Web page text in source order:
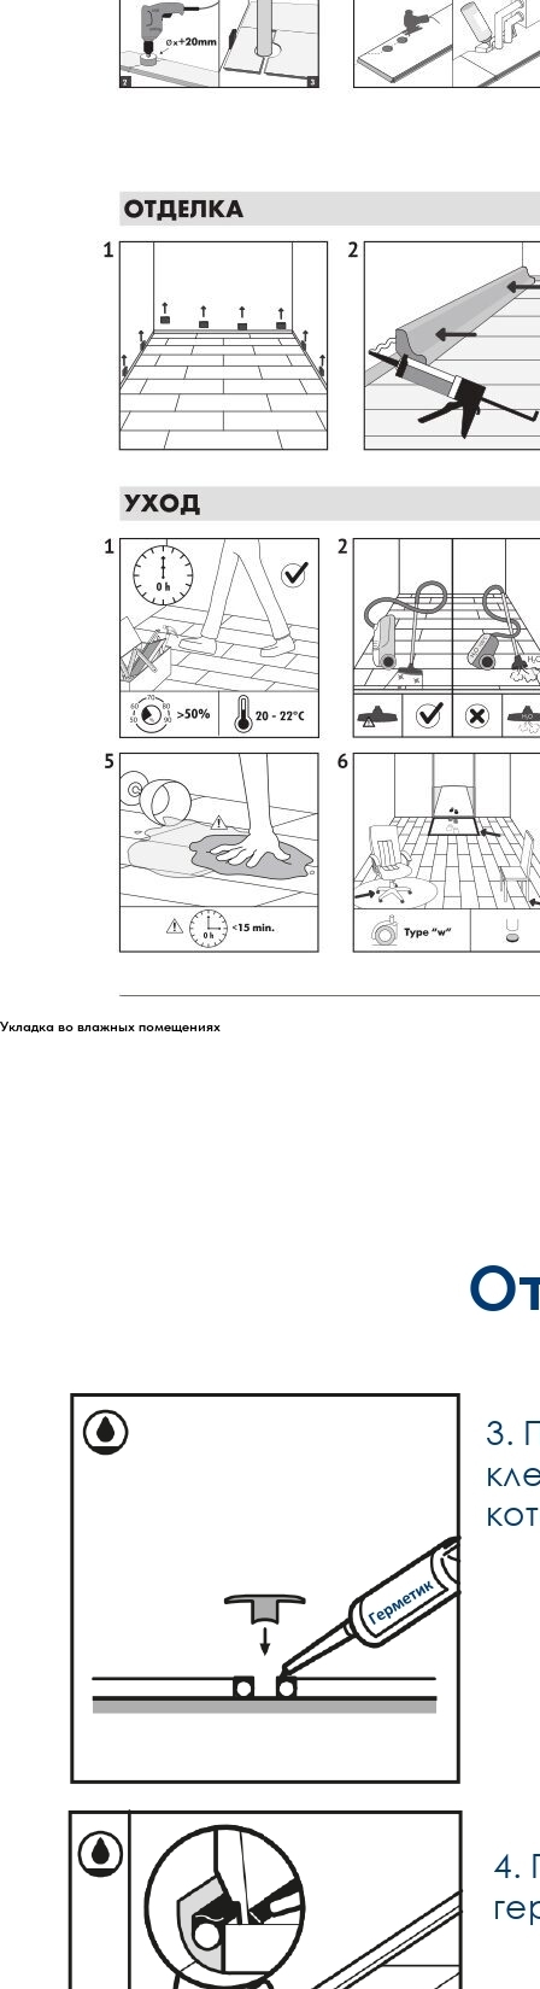
Укладка во влажных помещениях